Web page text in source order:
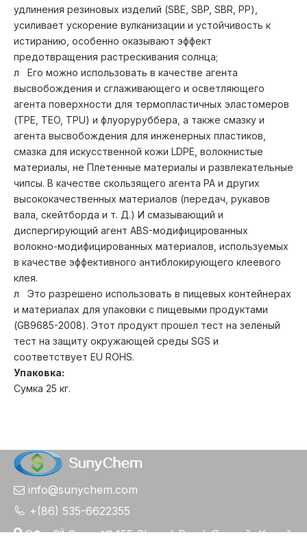
удлинения резиновых изделий (SBE, SBP, SBR, PP),
усиливает ускорение вулканизации и устойчивость к
истиранию, особенно оказывают эффект
предотвращения растрескивания солнца;
л Его можно использовать в качестве агента
высвобождения и сглаживающего и осветляющего
агента поверхности для термопластичных эластомеров
(TPE, TEO, TPU) и флуоруруббера, а также смазку и
агента высвобождения для инженерных пластиков,
смазка для искусственной кожи LDPE, волокнистые
материалы, не Плетенные материалы и развлекательные
чипсы. В качестве скользящего агента PA и других
высококачественных материалов (передач, рукавов
вала, скейтборда и т. Д.) И смазывающий и
диспергирующий агент ABS-модифицированных
волокно-модифицированных материалов, используемых
в качестве эффективного антиблокирующего клеевого
клея.
л Это разрешено использовать в пищевых контейнерах
и материалах для упаковки с пищевыми продуктами
(GB9685-2008). Этот продукт прошел тест на зеленый
тест на защиту окружающей среды SGS и
соответствует EU ROHS.
Упаковка:
Сумка 25 кг.
 info@sunychem.com
 +(86) 535-6622355
ЭФ，6йЭтаж № 155 Shengli Road, Яньтай, Китай